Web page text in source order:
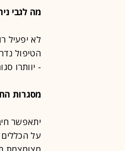
מה לגבי
לא יפעיל
הטיפול
- יוותרו
מסגרות
על הכללים